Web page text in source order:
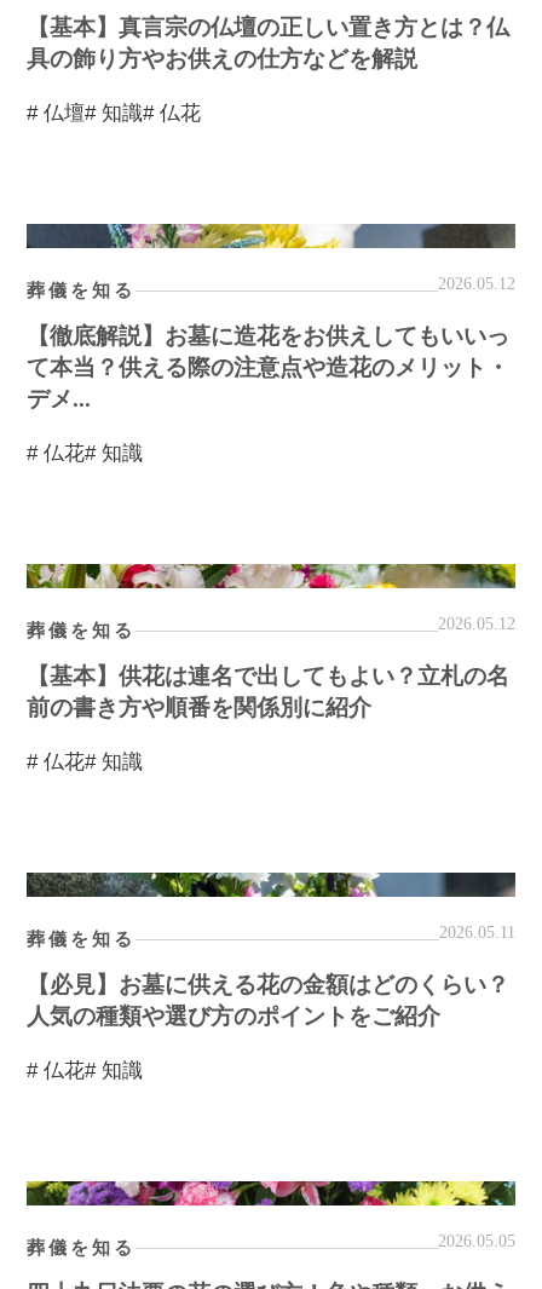
【基本】真言宗の仏壇の正しい置き方とは？仏
具の飾り方やお供えの仕方などを解説
# 仏壇# 知識# 仏花
葬儀を知る 2026.05.12
【徹底解説】お墓に造花をお供えしてもいいっ
て本当？供える際の注意点や造花のメリット・
デメ...
# 仏花# 知識
葬儀を知る 2026.05.12
【基本】供花は連名で出してもよい？立札の名
前の書き方や順番を関係別に紹介
# 仏花# 知識
葬儀を知る 2026.05.11
【必見】お墓に供える花の金額はどのくらい？
人気の種類や選び方のポイントをご紹介
# 仏花# 知識
葬儀を知る 2026.05.05